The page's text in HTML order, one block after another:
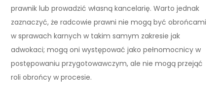
prawnik lub prowadzić własną kancelarię. Warto jednak
zaznaczyć, że radcowie prawni nie mogą być obrońcami
w sprawach karnych w takim samym zakresie jak
adwokaci; mogą oni występować jako pełnomocnicy w
postępowaniu przygotowawczym, ale nie mogą przejąć
roli obrońcy w procesie.